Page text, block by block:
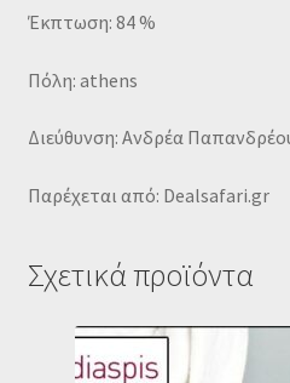
Έκπτωση: 84 %
Πόλη: athens
Διεύθυνση: Ανδρέα
Παρέχεται από: Dealsafari.gr
Σχετικά προϊόντα